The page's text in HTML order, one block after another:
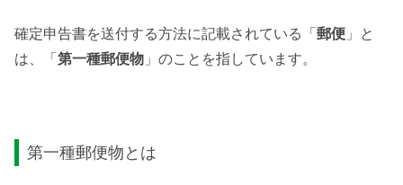
確定申告書を送付する方法に記載されている「 郵便 」と
は、「 第一種郵便物 」のことを指しています。
第一種郵便物とは